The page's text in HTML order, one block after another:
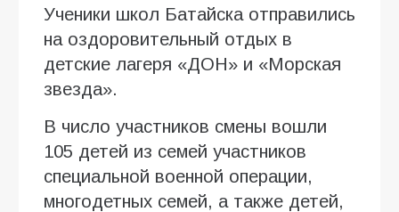
Ученики школ Батайска отправились
на оздоровительный отдых в
детские лагеря «ДОН» и «Морская
звезда».
В число участников смены вошли
105 детей из семей участников
специальной военной операции,
многодетных семей, а также детей,